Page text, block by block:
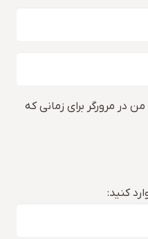
در مرورگر برای زمانی که
کنید: